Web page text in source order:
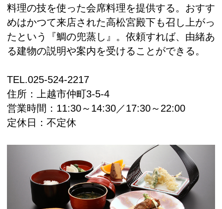
料理の技を使った会席料理を提供する。おすす
めはかつて来店された高松宮殿下も召し上がっ
たという『鯛の兜蒸し』。依頼すれば、由緒あ
る建物の説明や案内を受けることができる。
TEL.025-524-2217
住所：
上越市仲町3-5-4
営業時間：11:30～14:30／17:30～22:00
定休日：不定休